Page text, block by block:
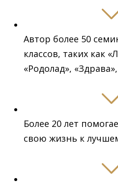
Автор более 50
классов, таких как
«Родолад»,
Более 20 лет
свою жизнь к